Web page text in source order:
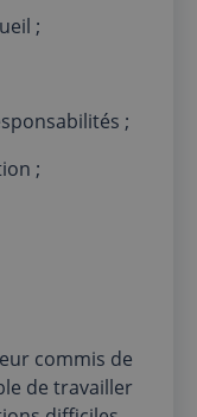
;
;
;
commis de
de travailler